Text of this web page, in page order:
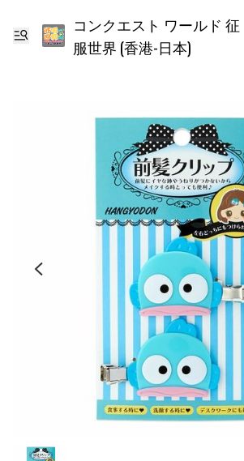
コンクエスト ワールド 征
服世界 (香港-日本)